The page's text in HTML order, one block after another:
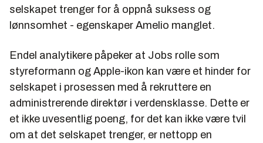
selskapet trenger for å oppnå suksess og
lønnsomhet - egenskaper Amelio manglet.
Endel analytikere påpeker at Jobs rolle som
styreformann og Apple-ikon kan være et hinder for
selskapet i prosessen med å rekruttere en
administrerende direktør i verdensklasse. Dette er
et ikke uvesentlig poeng, for det kan ikke være tvil
om at det selskapet trenger, er nettopp en